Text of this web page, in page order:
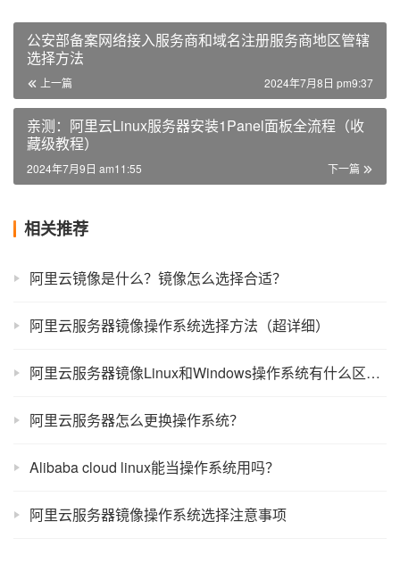
公安部备案网络接入服务商和域名注册服务商地区管辖
选择方法
上一篇 2024年7月8日 pm9:37
亲测：阿里云Linux服务器安装1Panel面板全流程（收
藏级教程）
下一篇
2024年7月9日 am11:55
相关推荐
阿里云镜像是什么？镜像怎么选择合适？
阿里云服务器镜像操作系统选择方法（超详细）
阿里云服务器镜像Linux和Windows操作系统有什么区别？
阿里云服务器怎么更换操作系统？
Alibaba cloud linux能当操作系统用吗？
阿里云服务器镜像操作系统选择注意事项